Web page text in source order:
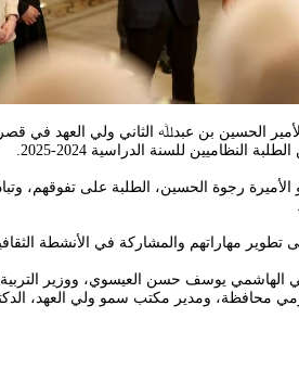
الحسين بن عبدﷲ الثاني ولي العهد في
النظاميين للسنة الدراسية 2024-2025.
رجوة الحسين، الطلبة على تفوقهم،
تطوير مهاراتهم والمشاركة في الأنشطة
الهاشمي يوسف حسن العيسوي، ووزير التربية
محافظة، ومدير مكتب سمو ولي العهد،